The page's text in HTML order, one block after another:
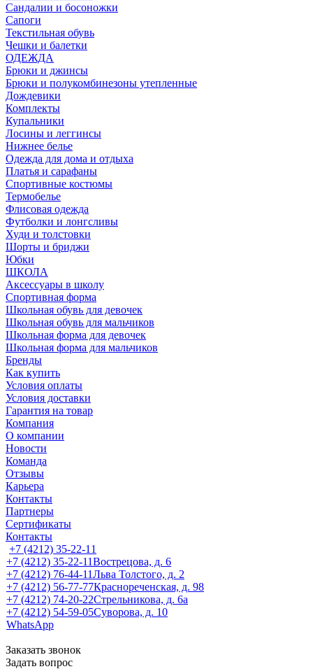
Сандалии и босоножки
Сапоги
Текстильная обувь
Чешки и балетки
ОДЕЖДА
Брюки и джинсы
Брюки и полукомбинезоны утепленные
Дождевики
Комплекты
Купальники
Лосины и леггинсы
Нижнее белье
Одежда для дома и отдыха
Платья и сарафаны
Спортивные костюмы
Термобелье
Флисовая одежда
Футболки и лонгсливы
Худи и толстовки
Шорты и бриджи
Юбки
ШКОЛА
Аксессуары в школу
Спортивная форма
Школьная обувь для девочек
Школьная обувь для мальчиков
Школьная форма для девочек
Школьная форма для мальчиков
Бренды
Как купить
Условия оплаты
Условия доставки
Гарантия на товар
Компания
О компании
Новости
Команда
Отзывы
Карьера
Контакты
Партнеры
Сертификаты
Контакты
+7 (4212) 35-22-11
+7 (4212) 35-22-11Вострецова, д. 6
+7 (4212) 76-44-11Льва Толстого, д. 2
+7 (4212) 56-77-77Краснореченская, д. 98
+7 (4212) 74-20-22Стрельникова, д. 6а
+7 (4212) 54-59-05Суворова, д. 10
WhatsApp
Заказать звонок
Задать вопрос